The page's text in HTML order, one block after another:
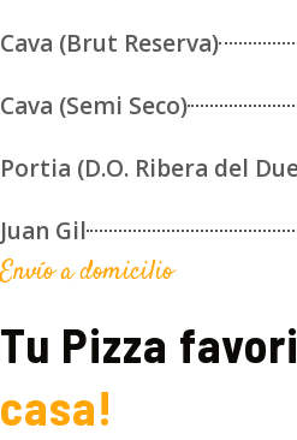
Cava (Brut Reserva)
Cava (Semi Seco)
Portia (D.O. Ribera del
Juan Gil
Envío a domicilio
Tu Pizza
casa!